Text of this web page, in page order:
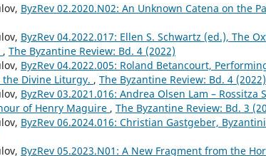
ByzRev 02.2020.N02: An Unknown Catena on the
ByzRev 04.2022.017: Ellen S. Schwartz (ed.), The
, The Byzantine Review: Bd. 4 (2022)
ByzRev 04.2022.005: Roland Betancourt,
the Divine Liturgy. , The Byzantine Review: Bd. 4 (2022)
ByzRev 03.2021.016: Andrea Olsen Lam –
of Henry Maguire , The Byzantine Review: Bd. 3
ByzRev 06.2024.016: Christian Gastgeber,
ByzRev 05.2023.N01: A New Fragment from the